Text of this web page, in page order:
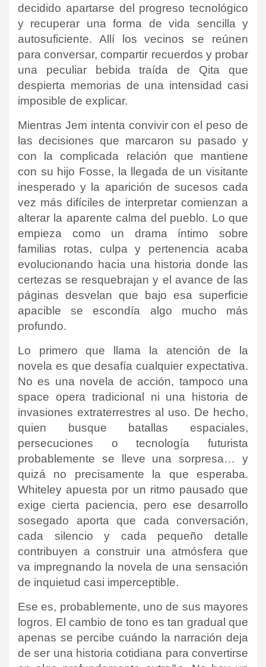
decidido apartarse del progreso tecnológico
y recuperar una forma de vida sencilla y
autosuficiente. Allí los vecinos se reúnen
para conversar, compartir recuerdos y probar
una peculiar bebida traída de Qita que
despierta memorias de una intensidad casi
imposible de explicar.
Mientras Jem intenta convivir con el peso de
las decisiones que marcaron su pasado y
con la complicada relación que mantiene
con su hijo Fosse, la llegada de un visitante
inesperado y la aparición de sucesos cada
vez más difíciles de interpretar comienzan a
alterar la aparente calma del pueblo. Lo que
empieza como un drama íntimo sobre
familias rotas, culpa y pertenencia acaba
evolucionando hacia una historia donde las
certezas se resquebrajan y el avance de las
páginas desvelan que bajo esa superficie
apacible se escondía algo mucho más
profundo.
Lo primero que llama la atención de la
novela es que desafía cualquier expectativa.
No es una novela de acción, tampoco una
space opera tradicional ni una historia de
invasiones extraterrestres al uso. De hecho,
quien busque batallas espaciales,
persecuciones o tecnología futurista
probablemente se lleve una sorpresa… y
quizá no precisamente la que esperaba.
Whiteley apuesta por un ritmo pausado que
exige cierta paciencia, pero ese desarrollo
sosegado aporta que cada conversación,
cada silencio y cada pequeño detalle
contribuyen a construir una atmósfera que
va impregnando la novela de una sensación
de inquietud casi imperceptible.
Ese es, probablemente, uno de sus mayores
logros. El cambio de tono es tan gradual que
apenas se percibe cuándo la narración deja
de ser una historia cotidiana para convertirse